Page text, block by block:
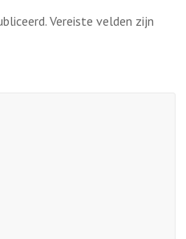
Vereiste velden zijn